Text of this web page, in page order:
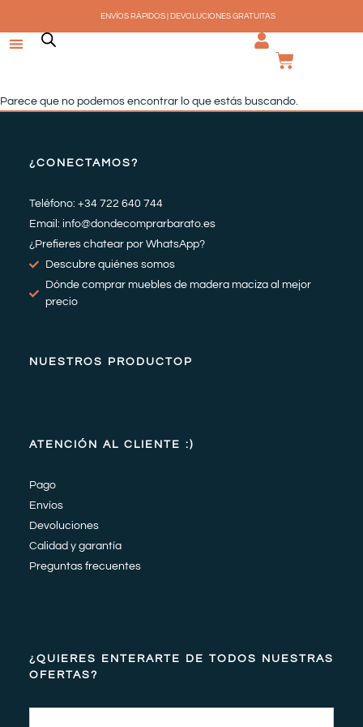
contenido
ENVÍOS RÁPIDOS | DEVOLUCIONES GRATUITAS
Parece que no podemos encontrar lo que estás buscando.
¿CONECTAMOS?
Teléfono: +34 722 640 744
Email: info@dondecomprarbarato.es
¿Prefieres chatear por WhatsApp?
Descubre quiénes somos
Dónde comprar muebles de madera maciza al mejor
precio
NUESTROS PRODUCTOP
ATENCIÓN AL CLIENTE :)
Pago
Envíos
Devoluciones
Calidad y garantía
Preguntas frecuentes
¿QUIERES ENTERARTE DE TODOS NUESTRAS
OFERTAS?